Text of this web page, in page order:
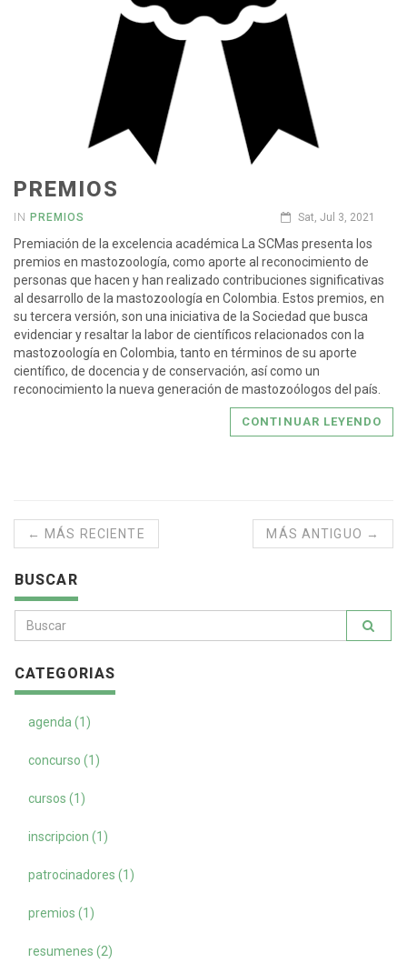
PREMIOS
IN PREMIOS Sat, Jul 3, 2021
Premiación de la excelencia académica La SCMas presenta los
premios en mastozoología, como aporte al reconocimiento de
personas que hacen y han realizado contribuciones significativas
al desarrollo de la mastozoología en Colombia. Estos premios, en
su tercera versión, son una iniciativa de la Sociedad que busca
evidenciar y resaltar la labor de científicos relacionados con la
mastozoología en Colombia, tanto en términos de su aporte
científico, de docencia y de conservación, así como un
reconocimiento la nueva generación de mastozoólogos del país.
CONTINUAR LEYENDO
← MÁS RECIENTE MÁS ANTIGUO →
BUSCAR
CATEGORIAS
agenda (1)
concurso (1)
cursos (1)
inscripcion (1)
patrocinadores (1)
premios (1)
resumenes (2)